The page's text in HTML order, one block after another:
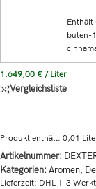
buten-
1.649,00 € / Liter
Vergleichsliste
Produkt enthält: 0,01
Artikelnummer:
Kategorien: Aromen,
Lieferzeit: DHL 1-3